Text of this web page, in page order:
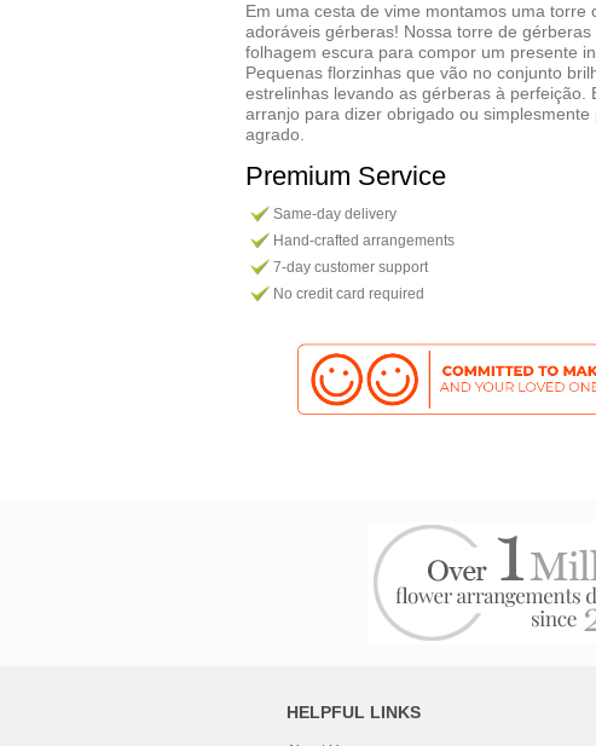
Em uma cesta de vime montamos uma torre
adoráveis gérberas! Nossa torre de
folhagem escura para compor um presente
Pequenas florzinhas que vão no conjunto
estrelinhas levando as gérberas à perfeição.
arranjo para dizer obrigado ou simplesmente
agrado.
Premium Service
Same-day delivery
Hand-crafted arrangements
7-day customer support
No credit card required
HELPFUL LINKS